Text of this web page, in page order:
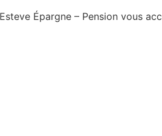
Épargne – Pension vous